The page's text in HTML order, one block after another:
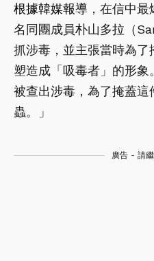
根據韓媒報導 ，在信中
名同團成員朴山多拉（
抓涉毒，並主張當時為
塑造成「吸毒者」的形
被查出涉毒，為了掩蓋
蟲。」
廣告 - 請